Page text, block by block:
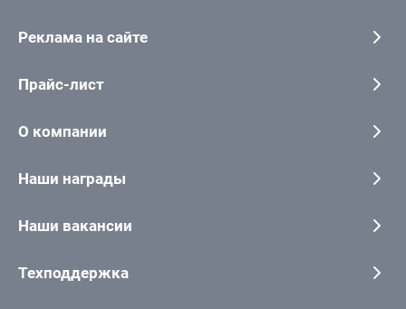
Реклама на сайте
Прайс-лист
О компании
Наши награды
Наши вакансии
Техподдержка